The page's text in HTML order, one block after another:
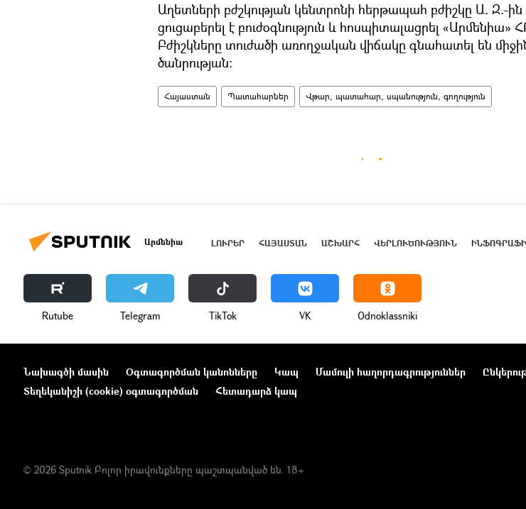
Աղետների բժշկության կենտրոնի հերթապահ բժիշկը Ա. Զ.-ին
ցուցաբերել է բուժօգնություն և հոսպիտալացրել «Արմենիա»
Բժիշկները տուժածի առողջական վիճակը գնահատել են
ծանրության:
Հայաստան Պատահարներ Վթար, պատահար, սպանություն, գողություն
Արմենիա ԼՈՒՐԵՐ ՀԱՅԱՍՏԱՆ ԱՇԽԱՐՀ ՎԵՐԼՈՒԾՈՒԹՅՈՒՆ
Rutube Telegram ТikТоk VK Odnoklassniki
Նախագծի մասին Օգտագործման կանոնները Կապ Մամուլի հաղորդագրություններ
Տեղեկանիշի (cookie) օգտագործման
Հետադարձ կապ
© 2026 Sputnik Բոլոր իրավունքները պաշտպանված են. 18+